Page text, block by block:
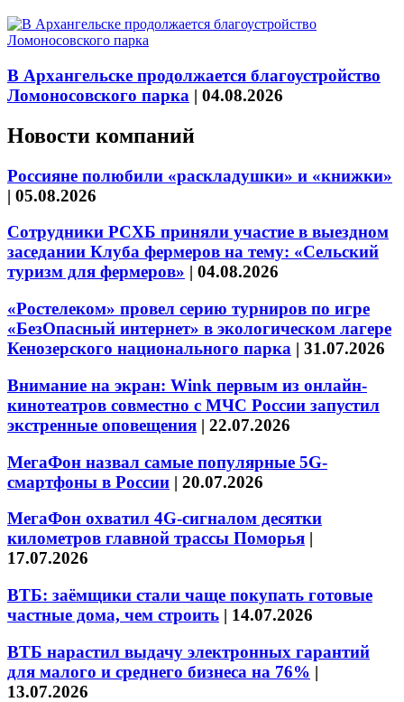
В Архангельске продолжается благоустройство
Ломоносовского парка | 04.08.2026
Новости компаний
Россияне полюбили «раскладушки» и «книжки»
| 05.08.2026
Сотрудники РСХБ приняли участие в выездном
заседании Клуба фермеров на тему: «Сельский
туризм для фермеров» | 04.08.2026
«Ростелеком» провел серию турниров по игре
«БезОпасный интернет» в экологическом лагере
Кенозерского национального парка | 31.07.2026
Внимание на экран: Wink первым из онлайн-
кинотеатров совместно с МЧС России запустил
экстренные оповещения | 22.07.2026
МегаФон назвал самые популярные 5G-
смартфоны в России | 20.07.2026
МегаФон охватил 4G-сигналом десятки
километров главной трассы Поморья |
17.07.2026
ВТБ: заёмщики стали чаще покупать готовые
частные дома, чем строить | 14.07.2026
ВТБ нарастил выдачу электронных гарантий
для малого и среднего бизнеса на 76% |
13.07.2026